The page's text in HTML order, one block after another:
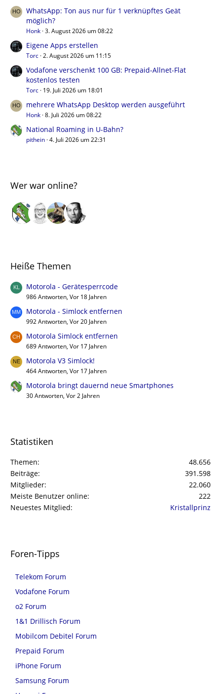
WhatsApp: Ton aus nur für 1 verknüpftes Geät
möglich?
Honk 3. August 2026 um 08:22
Eigene Apps erstellen
Torc 2. August 2026 um 11:15
Vodafone verschenkt 100 GB: Prepaid-Allnet-Flat
kostenlos testen
Torc 19. Juli 2026 um 18:01
mehrere WhatsApp Desktop werden ausgeführt
Honk 8. Juli 2026 um 08:22
National Roaming in U-Bahn?
pithein 4. Juli 2026 um 22:31
Wer war online?
Heiße Themen
Motorola - Gerätesperrcode
986 Antworten, Vor 18 Jahren
Motorola - Simlock entfernen
992 Antworten, Vor 20 Jahren
Motorola Simlock entfernen
689 Antworten, Vor 17 Jahren
Motorola V3 Simlock!
464 Antworten, Vor 17 Jahren
Motorola bringt dauernd neue Smartphones
30 Antworten, Vor 2 Jahren
Statistiken
Themen
48.656
Beiträge
391.598
Mitglieder
22.060
Meiste Benutzer online
222
Neuestes Mitglied
Kristallprinz
Foren-Tipps
Telekom Forum
Vodafone Forum
o2 Forum
1&1 Drillisch Forum
Mobilcom Debitel Forum
Prepaid Forum
iPhone Forum
Samsung Forum